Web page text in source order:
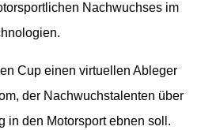
Nachwuchses im
Cup einen virtuellen Ableger
der Nachwuchstalenten über
in den Motorsport ebnen soll.